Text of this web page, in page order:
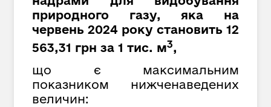
природного газу, яка на
червень 2024 року становить 12
563,31 грн за 1 тис. м3,
що є максимальним
показником нижченаведених
величин: